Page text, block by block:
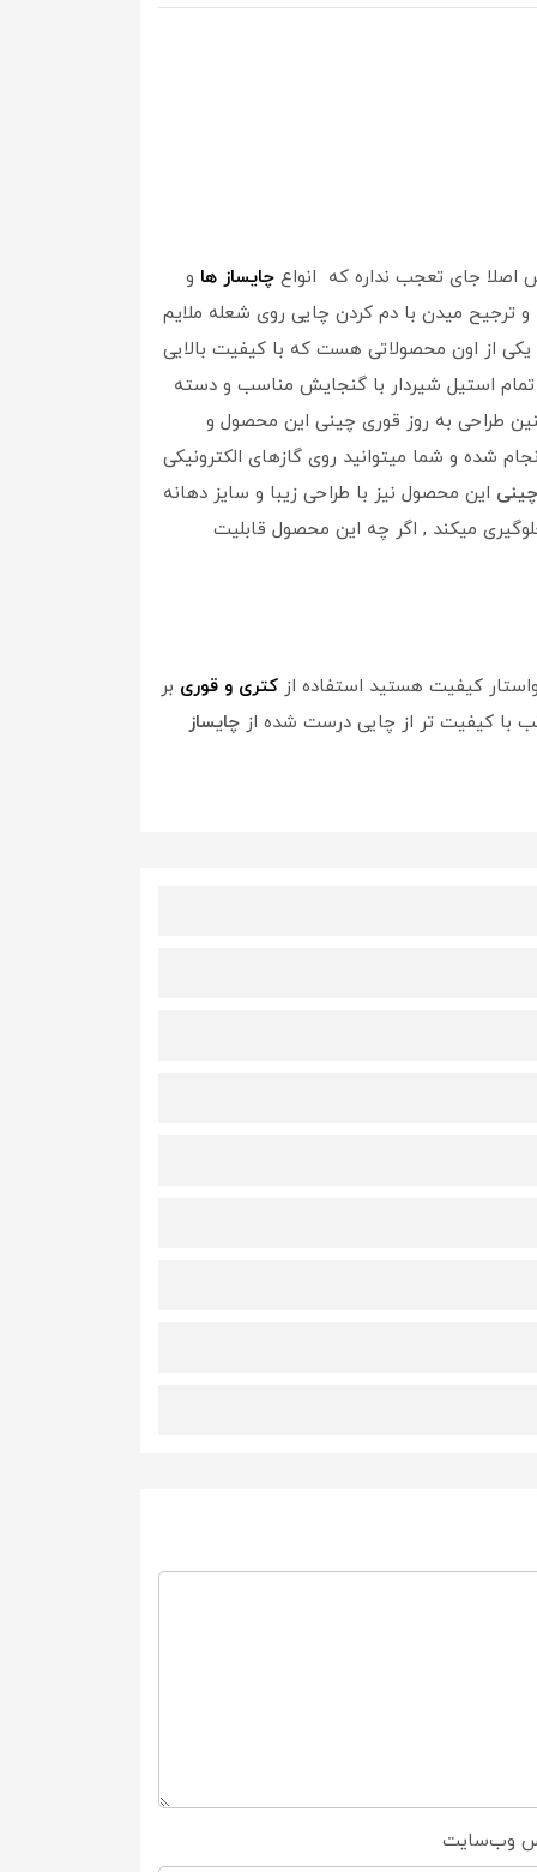
جای تعجب نداره که انواع چایساز ها و
ترجیح میدن با دم کردن چایی روی شعله ملایم
از اون محصولاتی هست که با کیفیت بالایی
یک چای خوش طمع و خوش عطر خاطره ی خوبی از نوشیدن چای براتون به جا میگذاره . کتری 5 لیتری تمام استیل شیردار با گنجایش مناسب و دسته
به روز قوری چینی این محصول و
شده و شما میتوانید روی گازهای الکترونیکی
این محصول نیز با طراحی زیبا و سایز دهانه
میکند , اگر چه این محصول قابلیت
کیفیت هستید استفاده از کتری و قوری بر
با کیفیت تر از چایی درست شده از چایساز
وب‌سایت